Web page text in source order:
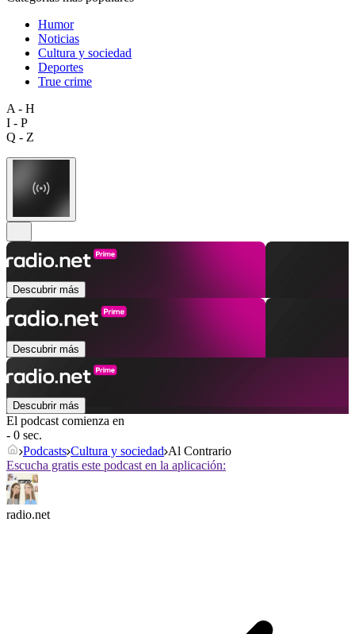
Humor
Noticias
Cultura y sociedad
Deportes
True crime
A - H
I - P
Q - Z
Descubrir más
Descubrir más
Descubrir más
El podcast comienza en
- 0 sec.
Podcasts Cultura y sociedad Al Contrario
Escucha gratis este podcast en la aplicación:
radio.net